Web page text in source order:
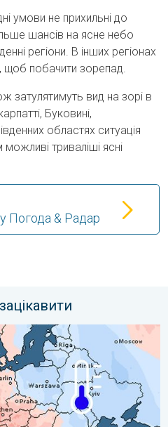
умови не прихильні до
шансів на ясне небо
регіони. В інших регіонах
щоб побачити зорепад.
затулятимуть вид на зорі в
Буковині,
областях ситуація
триваліші ясні
Погода & Радар
був липень в Європі. . .